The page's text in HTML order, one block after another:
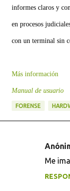
informes claros y
en procesos
con un terminal sin
Más información
Manual de usuario
FORENSE
Me